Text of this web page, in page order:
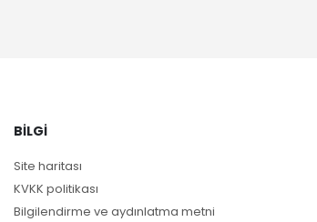
BILGI
Site haritası
KVKK politikası
Bilgilendirme ve aydınlatma metni